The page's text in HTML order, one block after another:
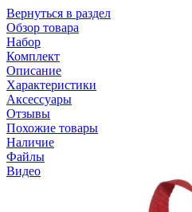
Вернуться в раздел
Обзор товара
Набор
Комплект
Описание
Характеристики
Аксессуары
Отзывы
Похожие товары
Наличие
Файлы
Видео